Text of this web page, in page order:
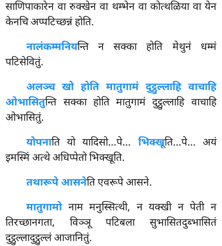
साणिपाकारेन वा रुक्खेन वा थम्भेन वा कोत्थळिया वा येन
केनचि अप्पटिच्छन्नं होति.
नालंकम्मनियन्ति न सक्का होति मेथुनं धम्मं
पटिसेवितुं.
अलञ्च खो होति मातुगामं दुट्ठुल्लाहि वाचाहि
ओभासितुन्ति सक्का होति मातुगामं दुट्ठुल्लाहि वाचाहि
ओभासितुं.
योपनाति यो यादिसो…पे… भिक्खूति…पे… अयं
इमस्मिं अत्थे अधिप्पेतो भिक्खूति.
तथारूपे आसनेति एवरूपे आसने.
मातुगामोनाम मनुस्सित्थी, न यक्खी न पेती न
तिरच्छानगता, विञ्ञू पटिबला सुभासितदुब्भासितं
दुट्ठुल्लादुट्ठुल्लं आजानितुं.